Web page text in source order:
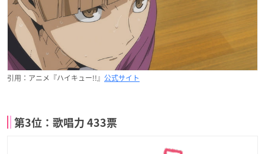
引用：アニメ『ハイキュー!!』 公式サイト
第3位：歌唱力 433票